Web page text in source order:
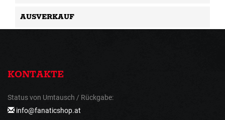
AUSVERKAUF
KONTAKTE
Status von Umtausch / Rückgabe:
info@fanaticshop.at